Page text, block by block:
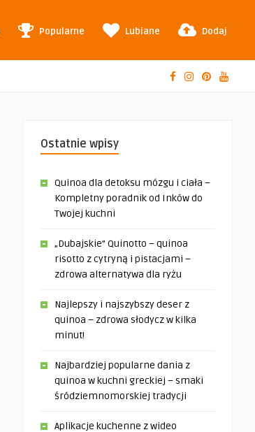
Popularne Lubiane Dodaj
Ostatnie wpisy
Quinoa dla detoksu mózgu i ciała –
Kompletny poradnik od Inków do
Twojej kuchni
„Dubajskie” Quinotto – quinoa
risotto z cytryną i pistacjami –
zdrowa alternatywa dla ryżu
Najlepszy i najszybszy deser z
quinoa – zdrowa słodycz w kilka
minut!
Najbardziej popularne dania z
quinoa w kuchni greckiej – smaki
śródziemnomorskiej tradycji
Aplikacje kuchenne z wideo